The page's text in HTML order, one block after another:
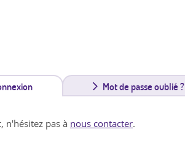
n
Mot de passe oublié ?
n'hésitez pas à nous contacter.